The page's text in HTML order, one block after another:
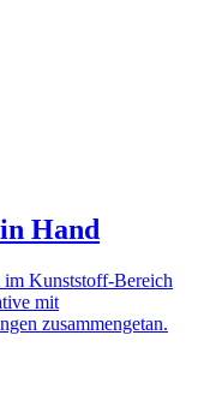
Hand
im Kunststoff-Bereich
mit
zusammengetan.